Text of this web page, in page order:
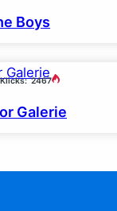
Boys
Klicks: 2467
Galerie